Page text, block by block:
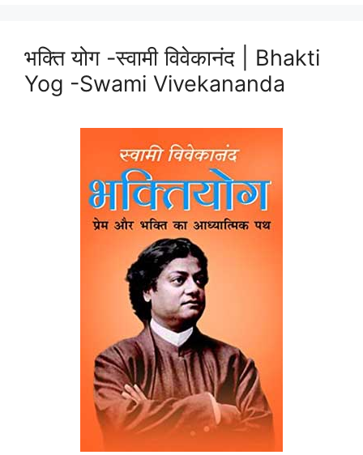
भक्ति योग -स्वामी विवेकानंद | Bhakti
Yog -Swami Vivekananda